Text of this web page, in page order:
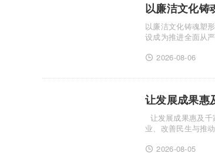
以廉洁文化铸
以廉洁文化铸魂塑形 清廉中国建设迈
设成为推进全面从
2026-08-06
让发展成果
业、改善民生与推
2026-08-05